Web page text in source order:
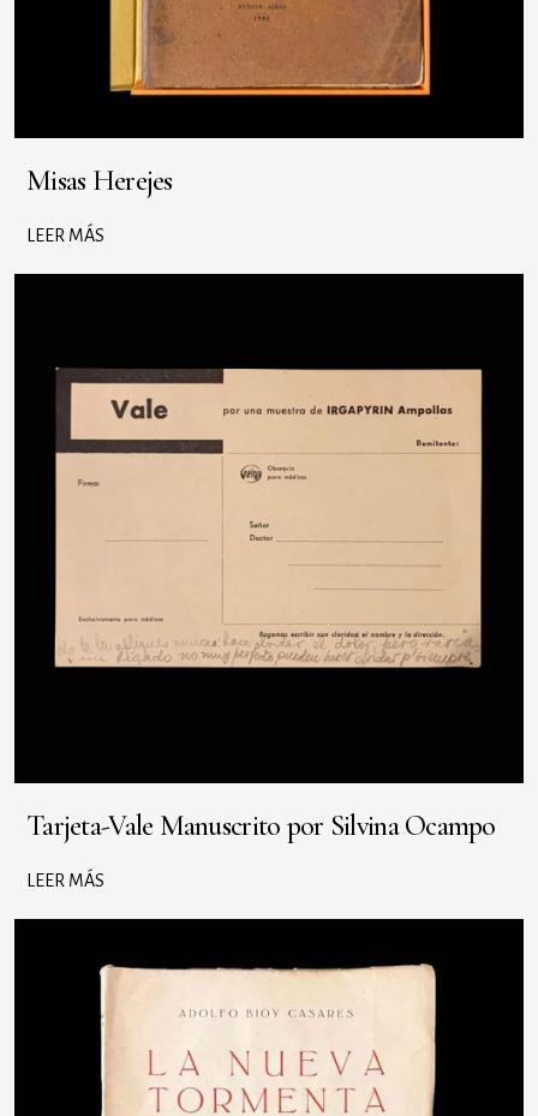
Misas Herejes
LEER MÁS
Tarjeta-Vale Manuscrito por Silvina Ocampo
LEER MÁS